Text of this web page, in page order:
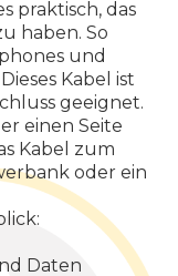
praktisch, das
haben. So
und
Kabel ist
geeignet.
einen Seite
Kabel zum
oder ein
Daten